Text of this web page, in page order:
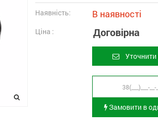
Наявність: В наявності
Ціна : Договірна
Уточнити
Замовити в